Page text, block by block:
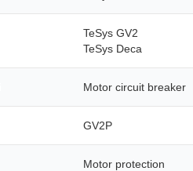
TeSys GV2
TeSys Deca
Motor circuit breaker
GV2P
Motor protection